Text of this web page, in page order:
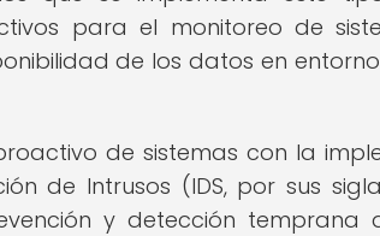
para el monitoreo de
de los datos en
de sistemas con la
de Intrusos (IDS, por sus
y detección temprana